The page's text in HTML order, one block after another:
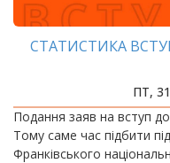
СТАТИСТИКА
ПТ,
Подання заяв на вступ
Тому саме час підбити
Франківського